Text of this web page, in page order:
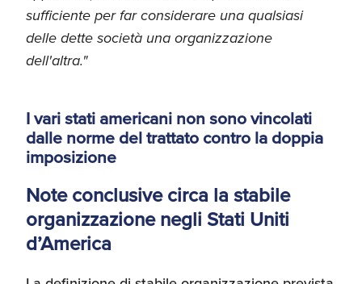
sufficiente per far considerare una qualsiasi
delle dette società una organizzazione
dell'altra."
I vari stati americani non sono vincolati
dalle norme del trattato contro la doppia
imposizione
Note conclusive circa la stabile
organizzazione negli Stati Uniti
d’America